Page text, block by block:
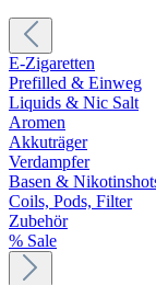
E-Zigaretten
Prefilled & Einweg
Liquids & Nic Salt
Aromen
Akkuträger
Verdampfer
Basen &
Coils, Pods, Filter
Zubehör
% Sale